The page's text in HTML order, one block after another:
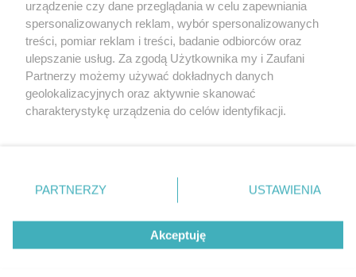
tzn. bez właściwej zgody, jest zabronione pod groźbą kary i może być
ścigane prawnie.
© 2026 Grupa ZPR Media
urządzenie czy dane przeglądania w celu zapewniania
spersonalizowanych reklam, wybór spersonalizowanych
treści, pomiar reklam i treści, badanie odbiorców oraz
ulepszanie usług. Za zgodą Użytkownika my i Zaufani
Partnerzy możemy używać dokładnych danych
geolokalizacyjnych oraz aktywnie skanować
charakterystykę urządzenia do celów identyfikacji.
zmienić/wycofać klikając przycisk ustawień prywatności
znajdujący się w lewym dolnym rogu strony
rodzaje przetwarzania danych nie wymagają zgody
użytkownika, ale masz prawo sprzeciwić się takiemu
przetwarzaniu. Preferencje będą miały zastosowanie tylko
PARTNERZY USTAWIENIA
Akceptuję